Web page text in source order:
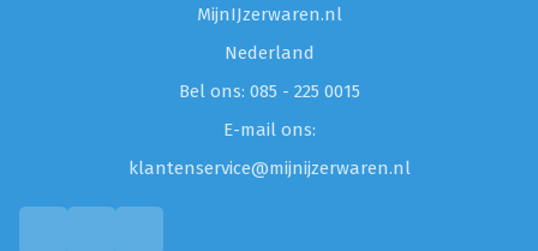
MijnIJzerwaren.nl
Nederland
Bel ons: 085 - 225 0015
E-mail ons:
klantenservice@mijnijzerwaren.nl